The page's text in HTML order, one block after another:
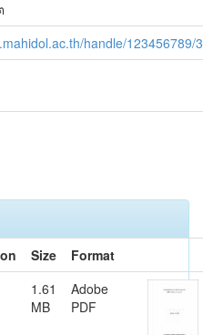
handle/123456789/
Size
Format
1.61
MB
Adobe
PDF